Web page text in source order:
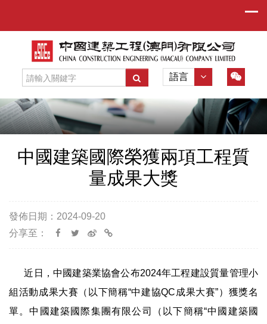
語言
中國建築國際榮獲兩項工程質
量成果大獎
發佈日期：2024-09-20
分享至：
近日，中國建築業協會公布2024年工程建設質量管理小
組活動成果大賽（以下簡稱“中建協QC成果大賽”）獲獎名
單。中國建築國際集團有限公司（以下簡稱“中國建築國